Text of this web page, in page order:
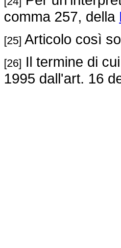
comma 257, della
[25] Articolo così
[26] Il termine di
1995 dall'art. 16